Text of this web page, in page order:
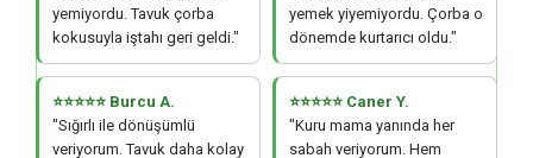
yemiyordu. Tavuk çorba
kokusuyla iştahı geri geldi."
yemek yiyemiyordu. Çorba o
dönemde kurtarıcı oldu."
⭐⭐⭐⭐⭐ Burcu A.
"Sığırlı ile dönüşümlü
veriyorum. Tavuk daha kolay
⭐⭐⭐⭐⭐ Caner Y.
"Kuru mama yanında her
sabah veriyorum. Hem